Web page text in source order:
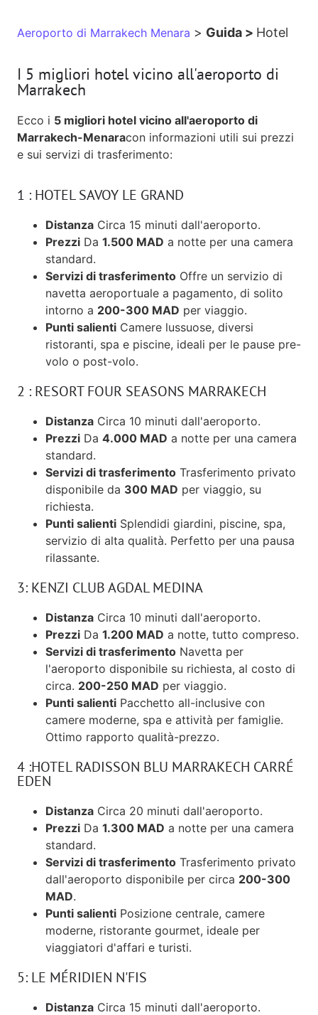
Aeroporto di Marrakech Menara > Guida > Hotel
I 5 migliori hotel vicino all'aeroporto di
Marrakech
Ecco i 5 migliori hotel vicino all'aeroporto di
Marrakech-Menaracon informazioni utili sui prezzi
e sui servizi di trasferimento:
1 : HOTEL SAVOY LE GRAND
Distanza Circa 15 minuti dall'aeroporto.
Prezzi Da 1.500 MAD a notte per una camera
standard.
Servizi di trasferimento Offre un servizio di
navetta aeroportuale a pagamento, di solito
intorno a 200-300 MAD per viaggio.
Punti salienti Camere lussuose, diversi
ristoranti, spa e piscine, ideali per le pause pre-
volo o post-volo.
2 : RESORT FOUR SEASONS MARRAKECH
Distanza Circa 10 minuti dall'aeroporto.
Prezzi Da 4.000 MAD a notte per una camera
standard.
Servizi di trasferimento Trasferimento privato
disponibile da 300 MAD per viaggio, su
richiesta.
Punti salienti Splendidi giardini, piscine, spa,
servizio di alta qualità. Perfetto per una pausa
rilassante.
3: KENZI CLUB AGDAL MEDINA
Distanza Circa 10 minuti dall'aeroporto.
Prezzi Da 1.200 MAD a notte, tutto compreso.
Servizi di trasferimento Navetta per
l'aeroporto disponibile su richiesta, al costo di
circa. 200-250 MAD per viaggio.
Punti salienti Pacchetto all-inclusive con
camere moderne, spa e attività per famiglie.
Ottimo rapporto qualità-prezzo.
4 :HOTEL RADISSON BLU MARRAKECH CARRÉ
EDEN
Distanza Circa 20 minuti dall'aeroporto.
Prezzi Da 1.300 MAD a notte per una camera
standard.
Servizi di trasferimento Trasferimento privato
dall'aeroporto disponibile per circa 200-300
MAD.
Punti salienti Posizione centrale, camere
moderne, ristorante gourmet, ideale per
viaggiatori d'affari e turisti.
5: LE MÉRIDIEN N'FIS
Distanza Circa 15 minuti dall'aeroporto.